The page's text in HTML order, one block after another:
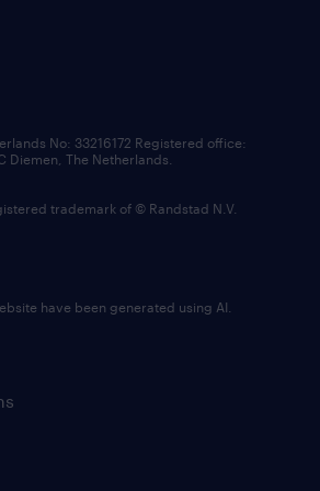
fund
No: 33216172 Registered office:
Diemen, The Netherlands.
trademark of © Randstad N.V.
have been generated using AI.